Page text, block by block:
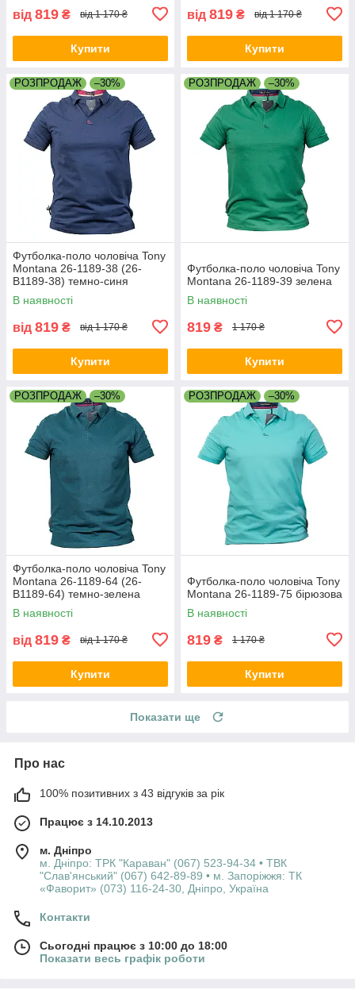
від 819 ₴ від 1 170 ₴
Купити
від 819 ₴ від 1 170 ₴
Купити
РОЗПРОДАЖ –30%
Футболка-поло чоловіча Tony
Montana 26-1189-38 (26-
B1189-38) темно-синя
В наявності
від 819 ₴ від 1 170 ₴
Купити
РОЗПРОДАЖ –30%
Футболка-поло чоловіча Tony
Montana 26-1189-39 зелена
В наявності
819 ₴ 1 170 ₴
Купити
РОЗПРОДАЖ –30%
Футболка-поло чоловіча Tony
Montana 26-1189-64 (26-
B1189-64) темно-зелена
В наявності
від 819 ₴ від 1 170 ₴
Купити
РОЗПРОДАЖ –30%
Футболка-поло чоловіча Tony
Montana 26-1189-75 бірюзова
В наявності
819 ₴ 1 170 ₴
Купити
Показати ще
Про нас
100% позитивних з 43 відгуків за рік
Працює з 14.10.2013
м. Дніпро
м. Дніпро: ТРК "Караван" (067) 523-94-34 • ТВК
"Слав'янський" (067) 642-89-89 • м. Запоріжжя: ТК
«Фаворит» (073) 116-24-30, Дніпро, Україна
Контакти
Сьогодні працює з 10:00 до 18:00
Показати весь графік роботи